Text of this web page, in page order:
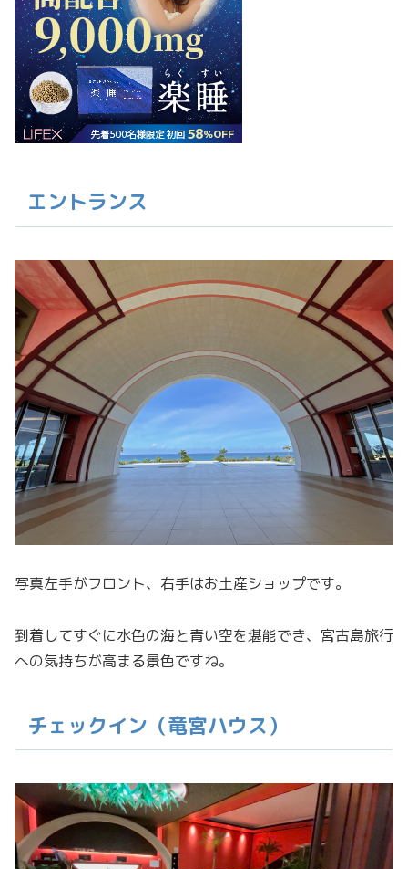
エントランス
写真左手がフロント、右手はお土産ショップです。
到着してすぐに水色の海と青い空を堪能でき、宮古島旅行
への気持ちが高まる景色ですね。
チェックイン（竜宮ハウス）